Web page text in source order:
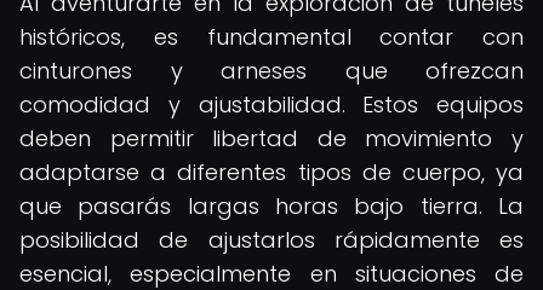
históricos, es fundamental contar con
cinturones y arneses que ofrezcan
comodidad y ajustabilidad. Estos equipos
deben permitir libertad de movimiento y
adaptarse a diferentes tipos de cuerpo, ya
que pasarás largas horas bajo tierra. La
posibilidad de ajustarlos rápidamente es
esencial, especialmente en situaciones de